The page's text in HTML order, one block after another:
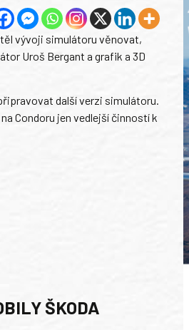
vývoji simulátoru věnovat,
Uroš Bergant a grafik a 3D
další verzi simulátoru.
Condoru jen vedlejší činností k
ŠKODA